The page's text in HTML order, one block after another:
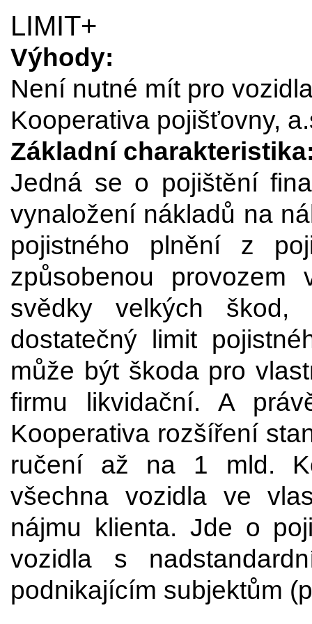
LIMIT+
Výhody:
Není nutné mít pro
Kooperativa pojišťovny,
Základní
Jedná se o pojištění
vynaložení nákladů na
pojistného plnění z
způsobenou
svědky velkých
dostatečný limit
může být škoda pro
firmu likvidační. A
Kooperativa rozšíření
ručení až na 1 mld.
všechna vozidla ve
nájmu klienta. Jde o
vozidla s
podnikajícím subjektům